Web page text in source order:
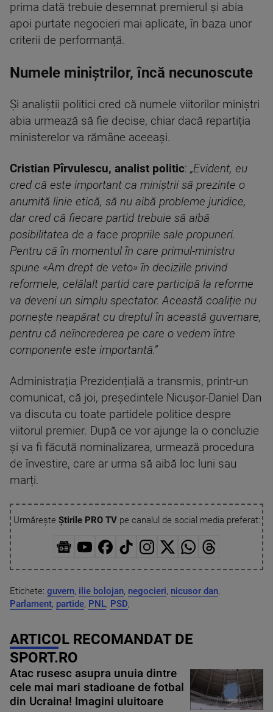
prima dată trebuie desemnat premierul și abia
apoi purtate negocieri mai aplicate, în baza unor
criterii de performanță.
Numele miniștrilor, încă necunoscute
Și analiștii politici cred că numele viitorilor miniștri
abia urmează să fie decise, chiar dacă repartiția
ministerelor va rămâne aceeași.
Cristian Pîrvulescu, analist politic: „Evident, eu
cred că este important ca miniștrii să prezinte o
anumită linie etică, să nu aibă probleme juridice,
dar cred că fiecare partid trebuie să aibă
posibilitatea de a face propriile sale propuneri.
Pentru că în momentul în care primul-ministru
spune «Am drept de veto» în deciziile privind
reformele, celălalt partid care participă la reforme
va deveni un simplu spectator. Această coaliție nu
pornește neapărat cu dreptul în această guvernare,
pentru că neîncrederea pe care o vedem între
componente este importantă.”
Administrația Prezidențială a transmis, printr-un
comunicat, că joi, președintele Nicușor-Daniel Dan
va discuta cu toate partidele politice despre
viitorul premier. După ce vor ajunge la o concluzie
și va fi făcută nominalizarea, urmează procedura
de învestire, care ar urma să aibă loc luni sau
marți.
Urmărește Știrile PRO TVpe canalul de social media preferat:
Etichete: guvern, ilie bolojan, negocieri, nicusor dan,
Parlament, partide, PNL, PSD,
ARTICOL RECOMANDAT DE
SPORT.RO
Atac rusesc asupra unuia dintre
cele mai mari stadioane de fotbal
din Ucraina! Imagini uluitoare